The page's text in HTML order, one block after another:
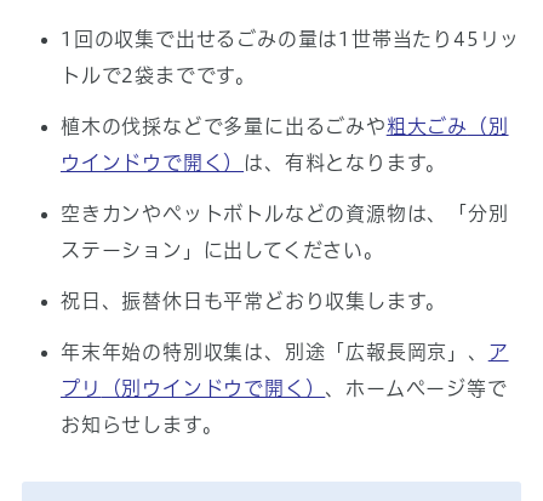
1回の収集で出せるごみの量は1世帯当たり45リッ
トルで2袋までです。
植木の伐採などで多量に出るごみや粗大ごみ
（別
ウインドウで開く） は、有料となります。
空きカンやペットボトルなどの資源物は、「分別
ステーション」に出してください。
祝日、振替休日も平常どおり収集します。
年末年始の特別収集は、別途「広報長岡京」、 ア
プリ
（別ウインドウで開く） 、ホームページ等で
お知らせします。